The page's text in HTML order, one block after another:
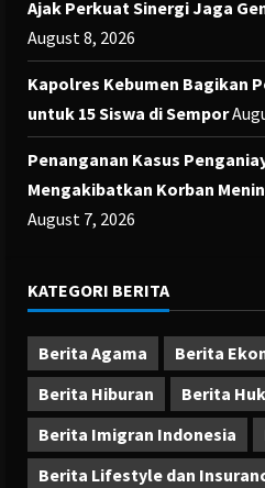
Ajak Perkuat Sinergi Jaga
August 8, 2026
Kapolres Kebumen Bagikan
untuk 15 Siswa di Sempor
Penanganan Kasus
Mengakibatkan Korban
August 7, 2026
KATEGORI BERITA
Berita Agama
Berita
Berita Hiburan
Berita
Berita Imigran Indonesia
Berita Lifestyle dan